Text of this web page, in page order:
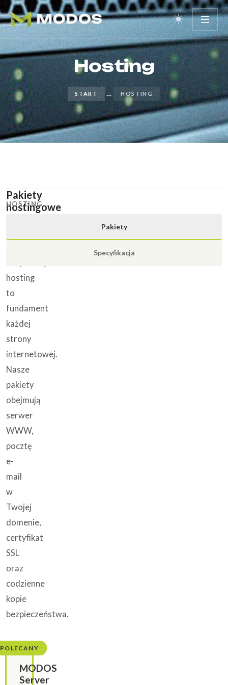
Hosting
START → HOSTING
HOSTING
Pakiety
Specyfikacja
Pakiety
hostingowe
hosting
to
fundament
każdej
strony
internetowej.
Nasze
pakiety
obejmują
serwer
WWW,
pocztę
e-
mail
w
Twojej
domenie,
certyfikat
SSL
oraz
codzienne
kopie
bezpieczeństwa.
POLECANY
MODOS
Server